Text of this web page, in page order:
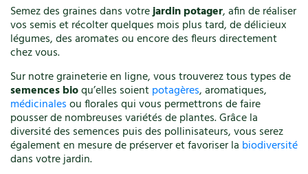
Semez des graines dans votrejardin potager, afin de réaliser
vos semis et récolter quelques mois plus tard, de délicieux
légumes, des aromates ou encore des fleurs directement
chez vous.
Sur notre graineterie en ligne, vous trouverez tous types de
semences bioqu’elles soientpotagères, aromatiques,
médicinalesou florales qui vous permettrons de faire
pousser de nombreuses variétés de plantes. Grâce la
diversité des semences puis des pollinisateurs, vous serez
également en mesure de préserver et favoriser la biodiversité
dans votre jardin.